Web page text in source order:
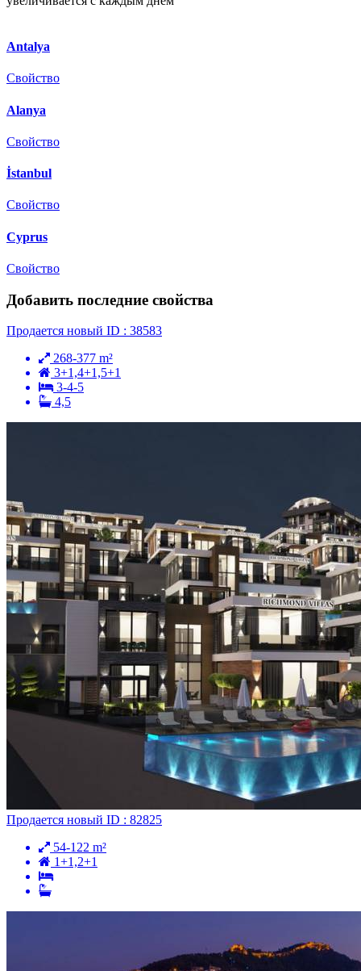
Antalya
Свойство
Alanya
Свойство
İstanbul
Свойство
Cyprus
Свойство
Добавить последние свойства
Продается новый ID : 38583
268-377 m²
3+1,4+1,5+1
3-4-5
4,5
Продается новый ID : 82825
54-122 m²
1+1,2+1